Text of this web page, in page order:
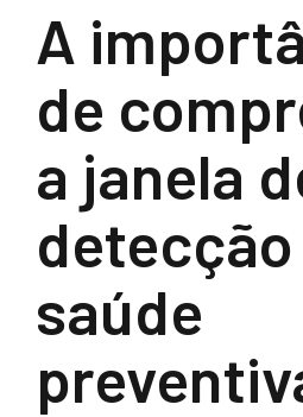
A
de
a janela
saúde